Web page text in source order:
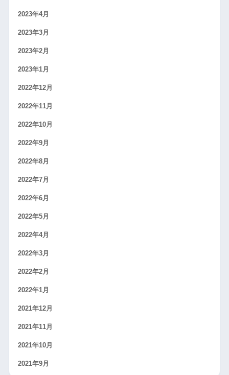
2023年4月
2023年3月
2023年2月
2023年1月
2022年12月
2022年11月
2022年10月
2022年9月
2022年8月
2022年7月
2022年6月
2022年5月
2022年4月
2022年3月
2022年2月
2022年1月
2021年12月
2021年11月
2021年10月
2021年9月